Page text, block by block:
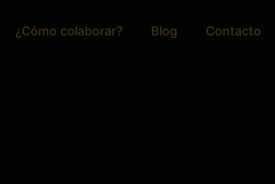
¿Cómo colaborar? Blog Contacto